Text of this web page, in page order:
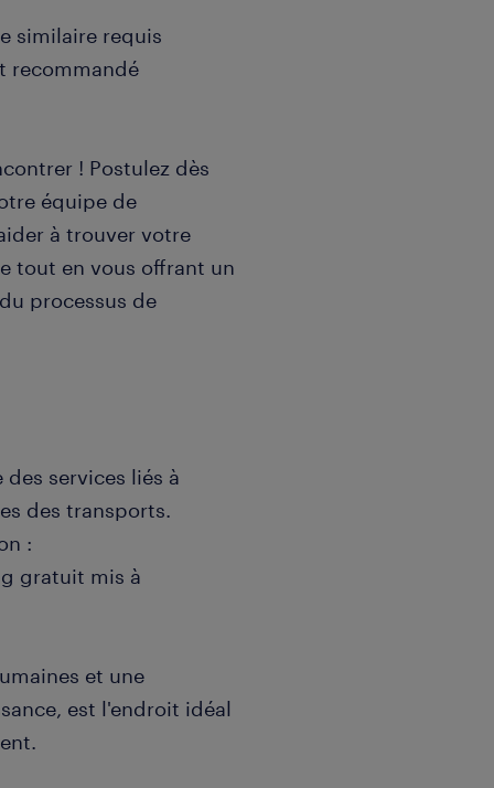
similaire requis
recommandé
! Postulez dès
équipe de
à trouver votre
tout en vous offrant un
processus de
des services liés à
des transports.
:
gratuit mis à
et une
est l'endroit idéal